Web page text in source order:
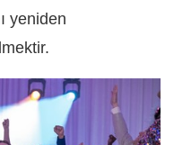
yeniden